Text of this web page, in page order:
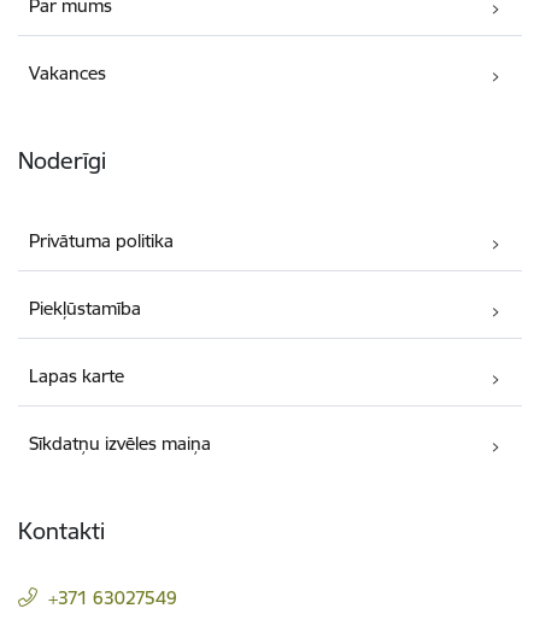
Par mums
Vakances
Noderīgi
Privātuma politika
Piekļūstamība
Lapas karte
Sīkdatņu izvēles maiņa
Kontakti
+371 63027549